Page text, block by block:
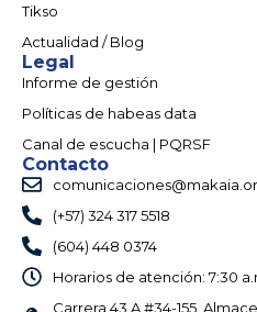
Tikso
Actualidad / Blog
Legal
Informe de gestión
Políticas de habeas data
Canal de escucha | PQRSF
Contacto
(+57) 324 317 5518
(604) 448 0374
Horarios de atención: 7:30
Carrera 43 A #34-155.